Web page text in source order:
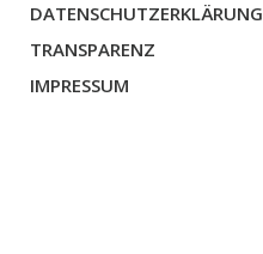
DATENSCHUTZERKLÄRUNG
TRANSPARENZ
IMPRESSUM